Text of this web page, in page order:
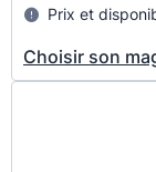
Prix et
Choisir son